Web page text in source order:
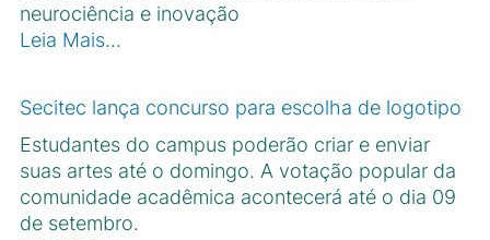
neurociência e inovação
Leia Mais…
Secitec lança concurso para escolha de logotipo
Estudantes do campus poderão criar e enviar
suas artes até o domingo. A votação popular da
comunidade acadêmica acontecerá até o dia 09
de setembro.